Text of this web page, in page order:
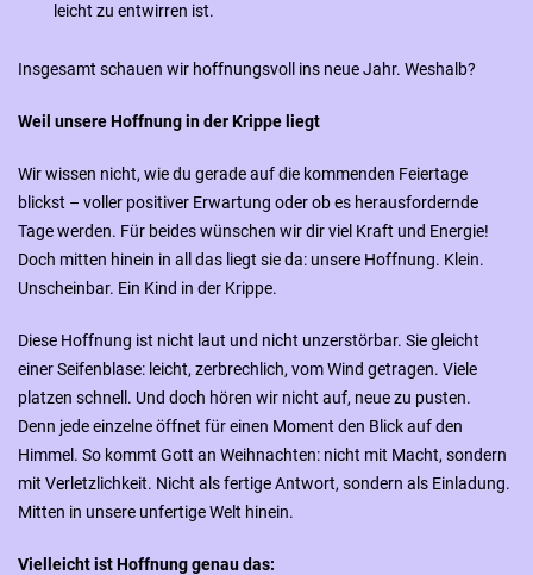
leicht zu entwirren ist.
Insgesamt schauen wir hoffnungsvoll ins neue Jahr. Weshalb?
Weil unsere Hoffnung in der Krippe liegt
Wir wissen nicht, wie du gerade auf die kommenden Feiertage
blickst – voller positiver Erwartung oder ob es herausfordernde
Tage werden. Für beides wünschen wir dir viel Kraft und Energie!
Doch mitten hinein in all das liegt sie da: unsere Hoffnung. Klein.
Unscheinbar. Ein Kind in der Krippe.
Diese Hoffnung ist nicht laut und nicht unzerstörbar. Sie gleicht
einer Seifenblase: leicht, zerbrechlich, vom Wind getragen. Viele
platzen schnell. Und doch hören wir nicht auf, neue zu pusten.
Denn jede einzelne öffnet für einen Moment den Blick auf den
Himmel. So kommt Gott an Weihnachten: nicht mit Macht, sondern
mit Verletzlichkeit. Nicht als fertige Antwort, sondern als Einladung.
Mitten in unsere unfertige Welt hinein.
Vielleicht ist Hoffnung genau das: